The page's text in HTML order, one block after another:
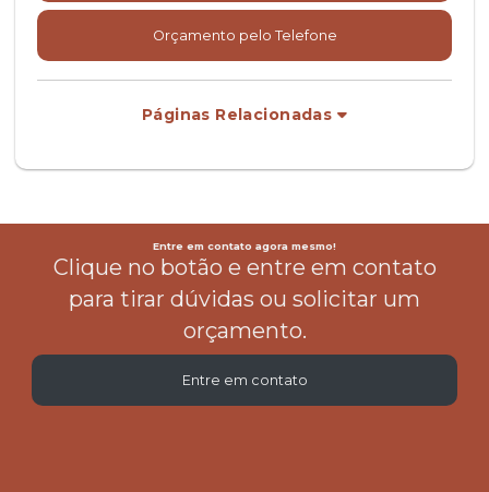
Orçamento pelo Telefone
Páginas Relacionadas
Entre em contato agora mesmo!
Clique no botão e entre em contato
para tirar dúvidas ou solicitar um
orçamento.
Entre em contato